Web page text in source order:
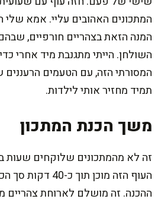
המתכונים האהובים עליי. אמא שלי
המנה הזאת בצהריים חורפיים,
השולחן. הייתי מתגנבת מיד אחרי
המסורתי הזה, עם הטעמים הרעננים
תמיד מחזיר אותי לילדות.
משך הכנת המתכון
זה לא מהמתכונים שלוקחים שעות
העוף הזה מוכן תוך
ההכנה. זה מושלם לארוחת צהריים